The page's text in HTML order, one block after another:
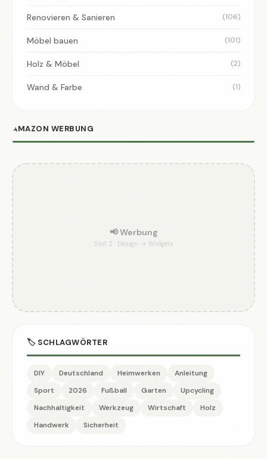
Renovieren & Sanieren (106)
Möbel bauen (101)
Holz & Möbel (2)
Wand & Farbe (1)
AMAZON WERBUNG
📢 Werbung
Slot 2 · Design → Widgets
🏷️ SCHLAGWÖRTER
DIY Deutschland Heimwerken
Anleitung
Sport
2026 Fußball Garten
Upcycling
Nachhaltigkeit
Werkzeug Wirtschaft
Holz
Handwerk
Sicherheit